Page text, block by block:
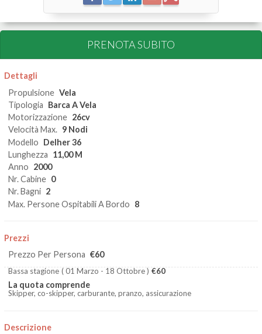
PRENOTA SUBITO
Dettagli
Propulsione Vela
Tipologia Barca A Vela
Motorizzazione 26cv
Velocità Max. 9 Nodi
Modello Delher 36
Lunghezza 11,00 M
Anno 2000
Nr. Cabine 0
Nr. Bagni 2
Max. Persone Ospitabili A Bordo 8
Prezzi
Prezzo Per Persona €60
Bassa stagione ( 01 Marzo - 18 Ottobre ) €60
La quota comprende
Skipper, co-skipper, carburante, pranzo, assicurazione
Descrizione